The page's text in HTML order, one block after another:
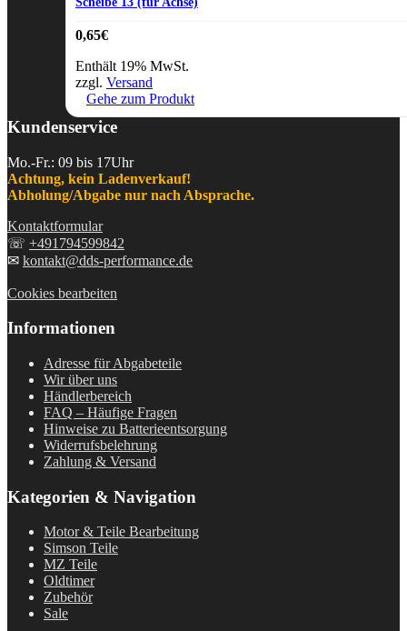
0,65€
Enthält 19% MwSt.
zzgl. Versand
Gehe zum Produkt
Kundenservice
Mo.-Fr.: 09 bis 17Uhr
Achtung, kein Ladenverkauf!
Abholung/Abgabe nur nach Absprache.
Kontaktformular
☏ +491794599842
✉ kontakt@dds-performance.de
Cookies bearbeiten
Informationen
Adresse für Abgabeteile
Wir über uns
Händlerbereich
FAQ – Häufige Fragen
Hinweise zu Batterieentsorgung
Widerrufsbelehrung
Zahlung & Versand
Kategorien & Navigation
Motor & Teile Bearbeitung
Simson Teile
MZ Teile
Oldtimer
Zubehör
Sale